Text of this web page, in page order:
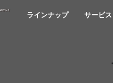
YSP大阪東
ラインナップ サービス